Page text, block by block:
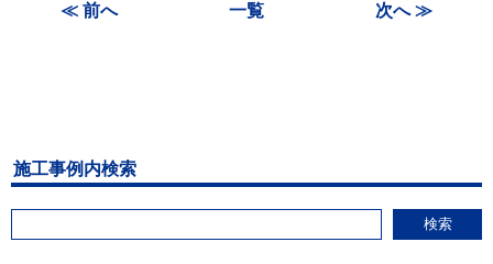
≪ 前へ 一覧 次へ ≫
施工事例内検索
検索